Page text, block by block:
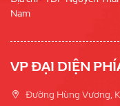
Nam
VP ĐẠI DIỆN
Đường Hùng Vương,